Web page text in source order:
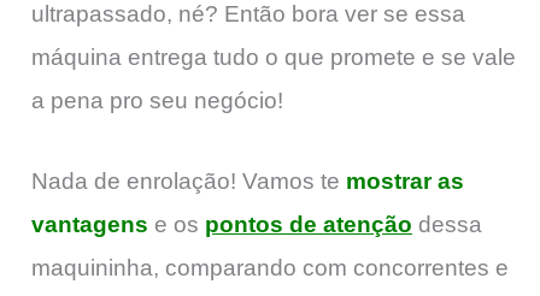
ultrapassado, né? Então bora ver se essa
máquina entrega tudo o que promete e se vale
a pena pro seu negócio!
Nada de enrolação! Vamos te mostrar as
vantagens e os pontos de atenção dessa
maquininha, comparando com concorrentes e